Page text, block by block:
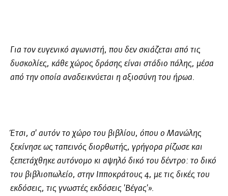
Για τον ευγενικό αγωνιστή, που δεν σκιάζεται από τις
δυσκολίες, κάθε χώρος δράσης είναι στάδιο πάλης, μέσα
από την οποία αναδεικνύεται η αξιοσύνη του ήρωα.
Έτσι, σ' αυτόν το χώρο του βιβλίου, όπου ο Μανώλης
ξεκίνησε ως ταπεινός διορθωτής, γρήγορα ρίζωσε και
ξεπετάχθηκε αυτόνομο κι αψηλό δικό του δέντρο: το δικό
του βιβλιοπωλείο, στην Ιπποκράτους 4, με τις δικές του
εκδόσεις, τις γνωστές εκδόσεις 'Βέγας'».